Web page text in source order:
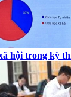
hội trong kỳ